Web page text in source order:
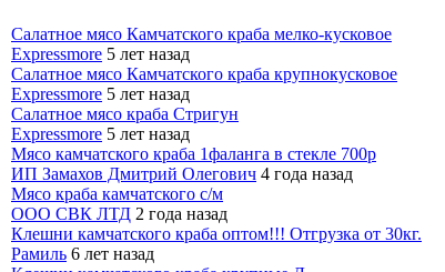
Салатное мясо Камчатского краба мелко-кусковое
Expressmore 5 лет назад
Салатное мясо Камчатского краба крупнокусковое
Expressmore 5 лет назад
Салатное мясо краба Стригун
Expressmore 5 лет назад
Мясо камчатского краба 1фаланга в стекле 700р
ИП Замахов Дмитрий Олегович 4 года назад
Мясо краба камчатского с/м
ООО СВК ЛТД 2 года назад
Клешни камчатского краба оптом!!! Отгрузка от 30кг.
Рамиль 6 лет назад